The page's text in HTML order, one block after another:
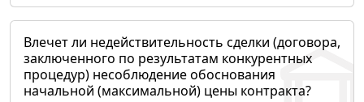
Влечет ли недействительность сделки (договора,
заключенного по результатам конкурентных
процедур) несоблюдение обоснования
начальной (максимальной) цены контракта?